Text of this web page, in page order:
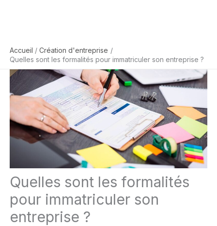
Accueil
Création d'entreprise
Quelles sont les formalités pour immatriculer son entreprise ?
Quelles sont les formalités
pour immatriculer son
entreprise ?